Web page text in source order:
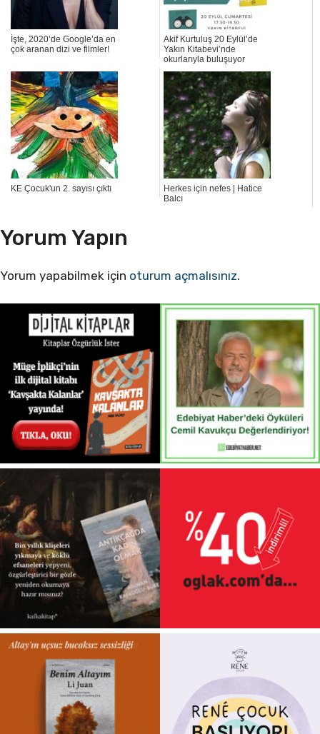
İşte, 2020’de Google’da en
çok aranan dizi ve filmler!
Akif Kurtuluş 20 Eylül’de
Yakın Kitabevi’nde
okurlarıyla buluşuyor
KE Çocuk'un 2. sayısı çıktı
Herkes için nefes | Hatice
Balcı
Yorum Yapın
Yorum yapabilmek için oturum açmalısınız.